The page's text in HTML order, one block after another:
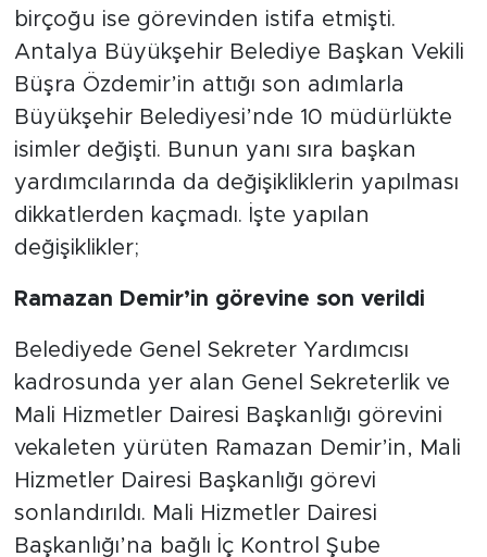
birçoğu ise görevinden istifa etmişti.
Antalya Büyükşehir Belediye Başkan Vekili
Büşra Özdemir’in attığı son adımlarla
Büyükşehir Belediyesi’nde 10 müdürlükte
isimler değişti. Bunun yanı sıra başkan
yardımcılarında da değişikliklerin yapılması
dikkatlerden kaçmadı. İşte yapılan
değişiklikler;
Ramazan Demir’in görevine son verildi
Belediyede Genel Sekreter Yardımcısı
kadrosunda yer alan Genel Sekreterlik ve
Mali Hizmetler Dairesi Başkanlığı görevini
vekaleten yürüten Ramazan Demir’in, Mali
Hizmetler Dairesi Başkanlığı görevi
sonlandırıldı. Mali Hizmetler Dairesi
Başkanlığı’na bağlı İç Kontrol Şube